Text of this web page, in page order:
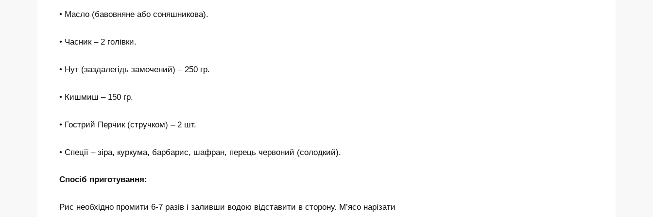
• Масло (бавовняне або соняшникова).
• Часник – 2 голівки.
• Нут (заздалегідь замочений) – 250 гр.
• Кишмиш – 150 гр.
• Гострий Перчик (стручком) – 2 шт.
• Спеції – зіра, куркума, барбарис, шафран, перець червоний (солодкий).
Спосіб приготування:
Рис необхідно промити 6-7 разів і заливши водою відставити в сторону. М’ясо нарізати